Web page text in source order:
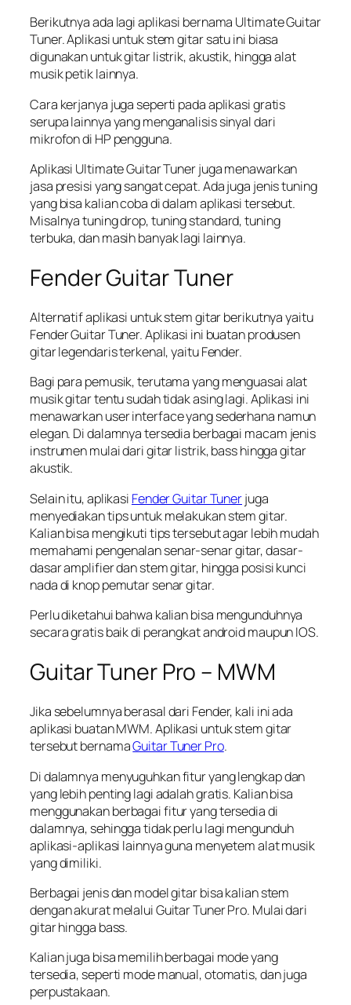
Berikutnya ada lagi aplikasi bernama Ultimate Guitar
Tuner. Aplikasi untuk stem gitar satu ini biasa
digunakan untuk gitar listrik, akustik, hingga alat
musik petik lainnya.
Cara kerjanya juga seperti pada aplikasi gratis
serupa lainnya yang menganalisis sinyal dari
mikrofon di HP pengguna.
Aplikasi Ultimate Guitar Tuner juga menawarkan
jasa presisi yang sangat cepat. Ada juga jenis tuning
yang bisa kalian coba di dalam aplikasi tersebut.
Misalnyatuning drop, tuning standard, tuning
terbuka, dan masih banyak lagi lainnya.
Fender Guitar Tuner
Alternatif aplikasi untuk stem gitar berikutnya yaitu
Fender Guitar Tuner. Aplikasi ini buatan produsen
gitar legendaris terkenal, yaitu Fender.
Bagi para pemusik, terutama yang menguasai alat
musik gitar tentu sudah tidak asing lagi. Aplikasi ini
menawarkan user interface yang sederhana namun
elegan. Di dalamnya tersedia berbagai macam jenis
instrumen mulai dari gitar listrik, bass hingga gitar
akustik.
Selain itu, aplikasi Fender Guitar Tunerjuga
menyediakan tips untuk melakukan stem gitar.
Kalian bisa mengikuti tips tersebut agar lebih mudah
memahami pengenalan senar-senar gitar, dasar-
dasar amplifier dan stem gitar, hingga posisi kunci
nada di knop pemutar senar gitar.
Perlu diketahui bahwa kalian bisa mengunduhnya
secara gratis baik di perangkat android maupun IOS.
Guitar Tuner Pro – MWM
Jika sebelumnya berasal dari Fender, kali ini ada
aplikasi buatan MWM. Aplikasi untuk stem gitar
tersebut bernamaGuitar Tuner Pro.
Di dalamnya menyuguhkan fitur yang lengkap dan
yang lebih penting lagi adalah gratis. Kalian bisa
menggunakan berbagai fitur yang tersedia di
dalamnya, sehingga tidak perlu lagi mengunduh
aplikasi-aplikasi lainnya guna menyetem alat musik
yang dimiliki.
Berbagai jenis dan model gitar bisa kalian stem
dengan akurat melalui Guitar Tuner Pro. Mulai dari
gitar hingga bass.
Kalian juga bisa memilih berbagai mode yang
tersedia, seperti mode manual, otomatis, dan juga
perpustakaan.